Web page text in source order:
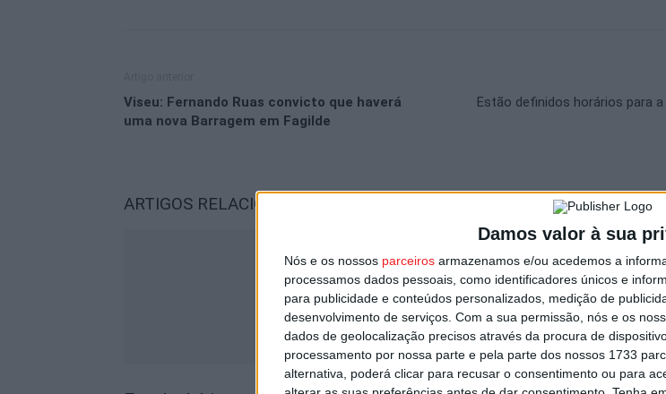
Damos valor à sua
Nós e os nossos parceiros armazenamos e/ou acedemos a
processamos dados pessoais, como identificadores únicos e
para publicidade e conteúdos personalizados, medição de
desenvolvimento de serviços. Com a sua permissão, nós e os
dados de geolocalização precisos através da procura de
processamento por nossa parte e pela parte dos nossos 1733
alternativa, poderá clicar para recusar o consentimento ou para
Viseu: Fernando Ruas convicto que haverá
uma nova Barragem em Fagilde
Estão definidos horários para a
ARTIGOS RELACIONADOS